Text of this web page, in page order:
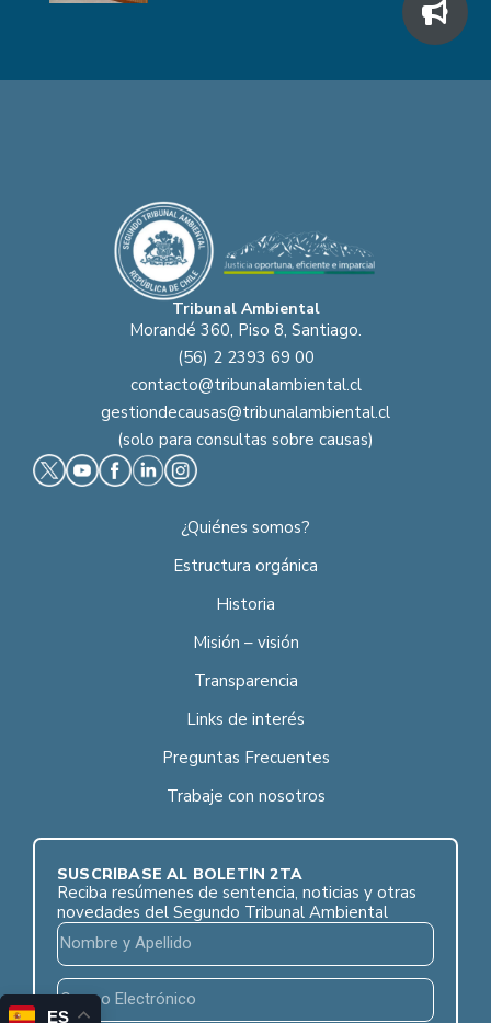
Tribunal Ambiental
Morandé 360, Piso 8, Santiago.
(56) 2 2393 69 00
contacto@tribunalambiental.cl
gestiondecausas@tribunalambiental.cl
(solo para consultas sobre causas)
¿Quiénes somos?
Estructura orgánica
Historia
Misión – visión
Transparencia
Links de interés
Preguntas Frecuentes
Trabaje con nosotros
SUSCRÍBASE AL BOLETÍN 2TA
Reciba resúmenes de sentencia, noticias y otras
novedades del Segundo Tribunal Ambiental
ES